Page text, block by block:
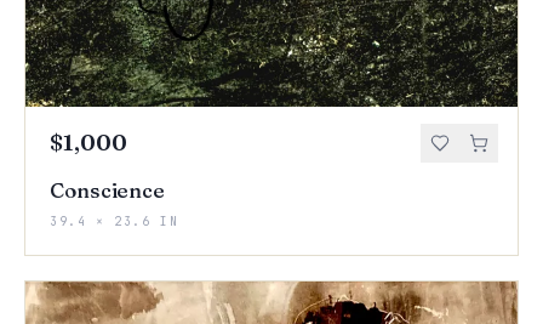
$1,000
Conscience
39.4 × 23.6 IN